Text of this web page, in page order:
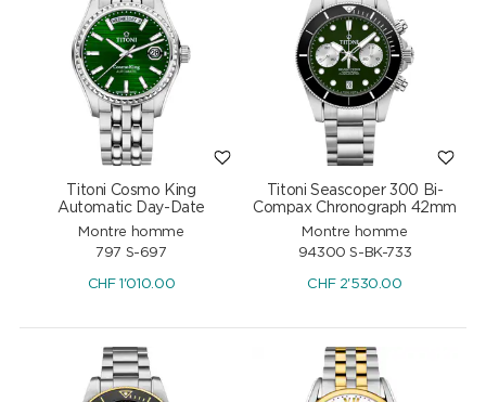
Titoni Cosmo King
Automatic Day-Date
Montre homme
797 S-697
CHF 1'010.00
Titoni Seascoper 300 Bi-
Compax Chronograph 42mm
Montre homme
94300 S-BK-733
CHF 2'530.00